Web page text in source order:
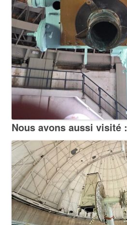
Nous avons aussi visité :